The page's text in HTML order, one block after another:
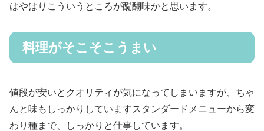
はやはりこういうところが醍醐味かと思います。
料理がそこそこうまい
値段が安いとクオリティが気になってしまいますが、ちゃ
んと味もしっかりしていますスタンダードメニューから変
わり種まで、しっかりと仕事しています。